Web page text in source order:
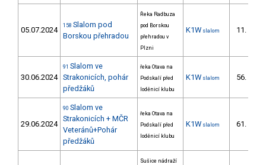
05.07.2024 158 Slalom pod
Borskou přehradou
Řeka Radbuza
pod Borskou
přehradou v
Plzni
K1W slalom 11.
30.06.2024
91 Slalom ve
Strakonicích, pohár
předžáků
řeka Otava na
Podskalí před
loděnicí klubu
K1W slalom 56.
29.06.2024
90 Slalom ve
Strakonicích + MČR
Veteránů+Pohár
předžáků
řeka Otava na
Podskalí před
loděnicí klubu
K1W slalom 61.
Sušice nádraží